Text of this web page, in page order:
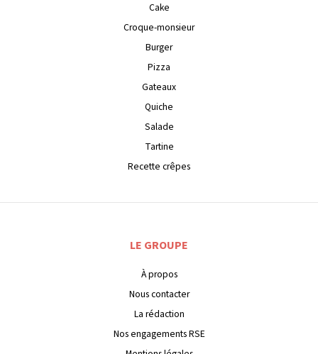
Cake
Croque-monsieur
Burger
Pizza
Gateaux
Quiche
Salade
Tartine
Recette crêpes
LE GROUPE
À propos
Nous contacter
La rédaction
Nos engagements RSE